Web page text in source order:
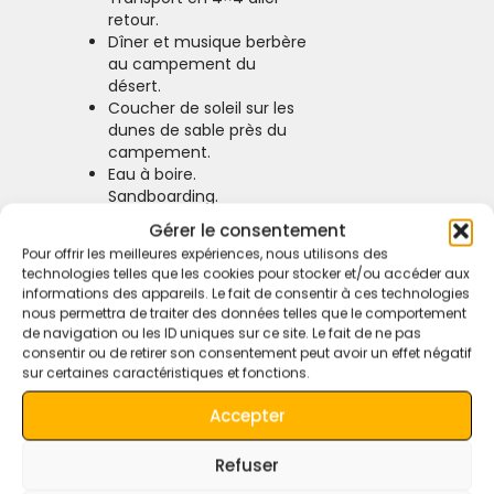
Gérer le consentement
Pour offrir les meilleures expériences, nous utilisons des
technologies telles que les cookies pour stocker et/ou accéder aux
informations des appareils. Le fait de consentir à ces technologies
nous permettra de traiter des données telles que le comportement
de navigation ou les ID uniques sur ce site. Le fait de ne pas
consentir ou de retirer son consentement peut avoir un effet négatif
sur certaines caractéristiques et fonctions.
Accepter
Refuser
retour.
Dîner et musique berbère
au campement du
désert.
Coucher de soleil sur les
dunes de sable près du
campement.
Eau à boire.
Sandboarding.
Echarpe du désert.
Parking pour votre voiture
si vous en avez une.
Non inclus :
Aucun frais supplémentaire.
questions réponses